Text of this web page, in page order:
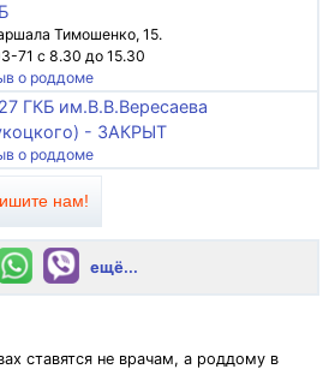
Тимошенко, 15.
71 с 8.30 до 15.30
о роддоме
ГКБ им.В.В.Вересаева
- ЗАКРЫТ
о роддоме
нам!
ещё...
ставятся не врачам, а роддому в